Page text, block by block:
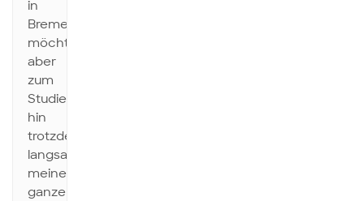
in
Bremen,
möchte
aber
zum
Studienende
hin
trotzdem
langsam
meine
ganzen